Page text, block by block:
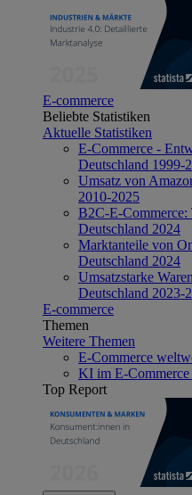
E-commerce
Beliebte Statistiken
Aktuelle Statistiken
E-Commerce -
Deutschland 1999-
Umsatz von
2010-2025
B2C-E-Commerce:
Deutschland 2024
Marktanteile von
Deutschland 2024
Umsatzstarke
Deutschland 2023-
E-commerce
Themen
Weitere Themen
E-Commerce
KI im E-
Top Report